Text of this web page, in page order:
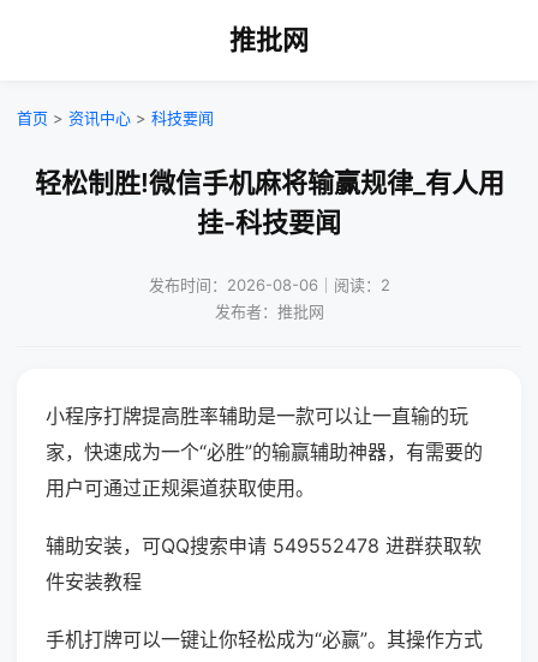
推批网
首页 > 资讯中心 > 科技要闻
轻松制胜!微信手机麻将输赢规律_有人用
挂-科技要闻
发布时间：2026-08-06｜阅读：2
发布者：推批网
小程序打牌提高胜率辅助是一款可以让一直输的玩
家，快速成为一个“必胜”的输赢辅助神器，有需要的
用户可通过正规渠道获取使用。
辅助安装，可QQ搜索申请 549552478 进群获取软
件安装教程
手机打牌可以一键让你轻松成为“必赢”。其操作方式